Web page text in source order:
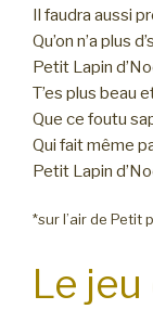
Il faudra aussi
Qu’on n’a plus
Petit Lapin
T’es plus beau
Que ce foutu
Qui fait même
Petit Lapin
*sur l’air de Petit
Le